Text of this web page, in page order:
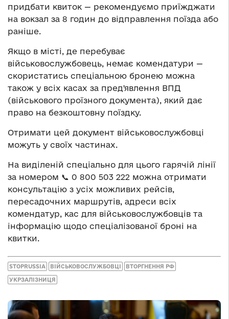
придбати квиток — рекомендуємо приїжджати
на вокзал за 8 годин до відправлення поїзда або
раніше.
Якщо в місті, де перебуває
військовослужбовець, немає комендатури —
скористатись спеціальною бронею можна
також у всіх касах за предʼявлення ВПД
(військового проїзного документа), який дає
право на безкоштовну поїздку.
Отримати цей документ військовослужбовці
можуть у своїх частинах.
На виділеній спеціально для цього гарячій лінії
за номером 📞 0 800 503 222 можна отримати
консультацію з усіх можливих рейсів,
пересадочних маршрутів, адреси всіх
комендатур, кас для військовослужбовців та
інформацію щодо спеціалізованої броні на
квитки.
STOPRUSSIA ВІЙСЬКОВОСЛУЖБОВЦІ ВТОРГНЕННЯ РФ
УКРЗАЛІЗНИЦЯ